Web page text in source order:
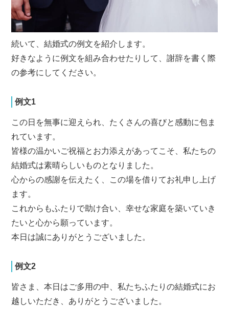
続いて、結婚式の例文を紹介します。
好きなように例文を組み合わせたりして、謝辞を書く際
の参考にしてください。
例文1
この日を無事に迎えられ、たくさんの喜びと感動に包ま
れています。
皆様の温かいご祝福とお力添えがあってこそ、私たちの
結婚式は素晴らしいものとなりました。
心からの感謝を伝えたく、この場を借りてお礼申し上げ
ます。
これからもふたりで助け合い、幸せな家庭を築いていき
たいと心から願っています。
本日は誠にありがとうございました。
例文2
皆さま、本日はご多用の中、私たちふたりの結婚式にお
越しいただき、ありがとうございました。